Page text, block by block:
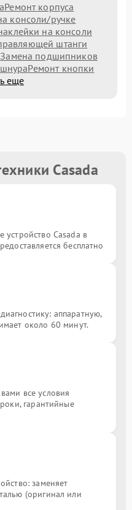
Ремонт корпуса
консоли/ручке
на консоли
штанги
Замена подшипников
Ремонт кнопки
еще
Casada
Casada в
бесплатно
аппаратную,
около 60 минут.
все условия
гарантийные
заменяет
(оригинал или